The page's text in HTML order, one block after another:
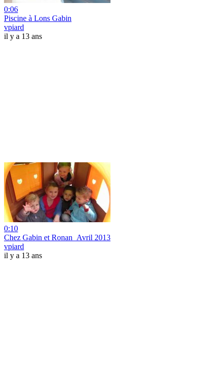
0:06
Piscine à Lons Gabin
vpiard
il y a 13 ans
0:10
Chez Gabin et Ronan_Avril 2013
vpiard
il y a 13 ans